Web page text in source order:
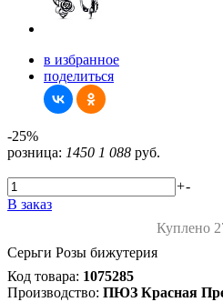
в избранное
поделиться
-25%
розница: 1450 1 088 руб.
+-
В заказ
Куплено
Серьги Розы бижутерия
Код товара: 1075285
Производство: ПЮЗ Красная